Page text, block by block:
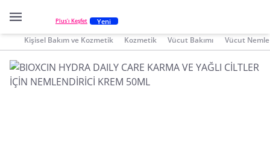
Plus'ı Keşfet Yeni
Kişisel Bakım ve Kozmetik Kozmetik Vücut Bakımı Vücut